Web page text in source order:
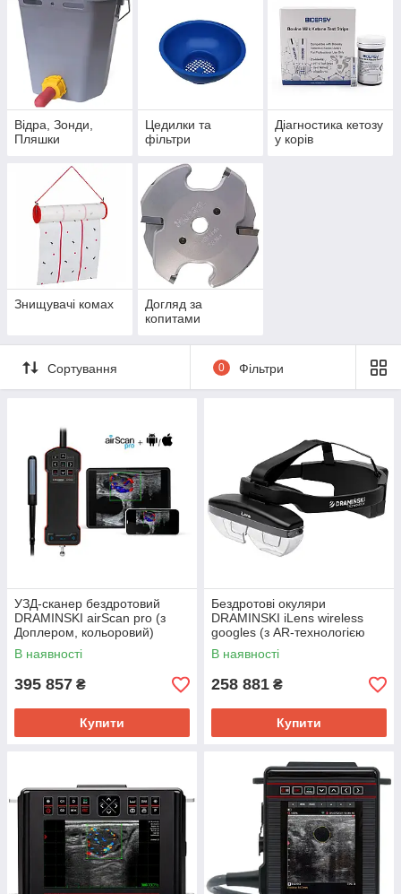
Відра, Зонди,
Пляшки
Цедилки та
фільтри
Діагностика кетозу
у корів
Знищувачі комах
Догляд за
копитами
Сортування 0 Фільтри
УЗД-сканер бездротовий
DRAMINSKI airScan pro (з
Доплером, кольоровий)
В наявності
395 857 ₴
Купити
Бездротові окуляри
DRAMINSKI iLens wireless
googles (з AR-технологією
доповненої реальності)
В наявності
258 881 ₴
Купити